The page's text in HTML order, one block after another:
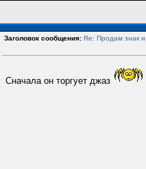
Заголовок сообщения: Re: Продам знак
Сначала он торгует джаз